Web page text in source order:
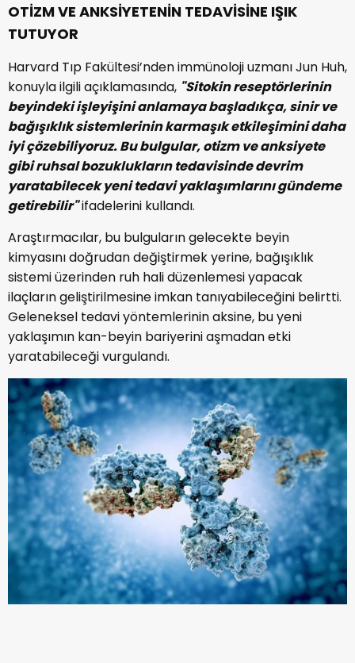
OTİZM VE ANKSİYETENİN TEDAVİSİNE IŞIK
TUTUYOR
Harvard Tıp Fakültesi’nden immünoloji uzmanı Jun Huh,
konuyla ilgili açıklamasında, "Sitokin reseptörlerinin
beyindeki işleyişini anlamaya başladıkça, sinir ve
bağışıklık sistemlerinin karmaşık etkileşimini daha
iyi çözebiliyoruz. Bu bulgular, otizm ve anksiyete
gibi ruhsal bozuklukların tedavisinde devrim
yaratabilecek yeni tedavi yaklaşımlarını gündeme
getirebilir"ifadelerini kullandı.
Araştırmacılar, bu bulguların gelecekte beyin
kimyasını doğrudan değiştirmek yerine, bağışıklık
sistemi üzerinden ruh hali düzenlemesi yapacak
ilaçların geliştirilmesine imkan tanıyabileceğini belirtti.
Geleneksel tedavi yöntemlerinin aksine, bu yeni
yaklaşımın kan-beyin bariyerini aşmadan etki
yaratabileceği vurgulandı.